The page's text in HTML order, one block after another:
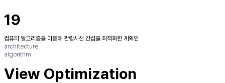
19
컴퓨터 알고리즘을 이용해 관람시선 간섭을 최적화한 계획안
architecture
algorithm
View Optimization